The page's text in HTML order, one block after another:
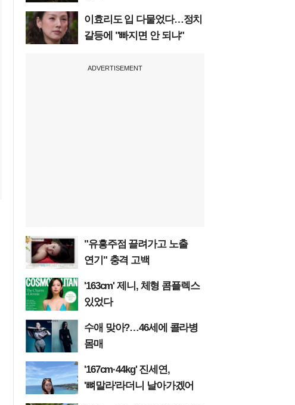
이효리도 입 다물었다…정치
갈등에 "빠지면 안 되냐"
ADVERTISEMENT
"유흥주점 끌려가고 노출
연기" 충격 고백
'163cm' 제니, 체형 콤플렉스
있었다
수애 맞아?…46세에 콜라병
몸매
'167cm·44kg' 진세연,
'뼈말라'라더니 날아가겠어